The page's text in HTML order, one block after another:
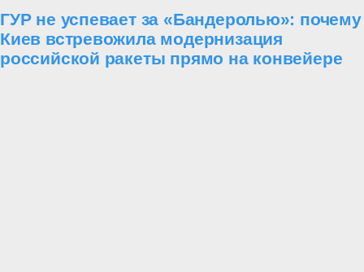
ГУР не успевает за «Бандеролью»: почему
Киев встревожила модернизация
российской ракеты прямо на конвейере